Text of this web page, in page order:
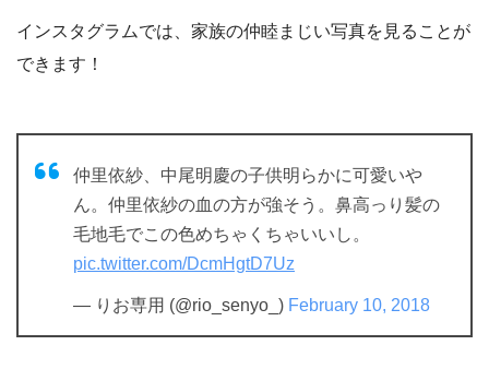
インスタグラムでは、家族の仲睦まじい写真を見ることが
できます！
仲里依紗、中尾明慶の子供明らかに可愛いや
ん。仲里依紗の血の方が強そう。鼻高っり髪の
毛地毛でこの色めちゃくちゃいいし。
pic.twitter.com/DcmHgtD7Uz
— りお専用 (@rio_senyo_) February 10, 2018